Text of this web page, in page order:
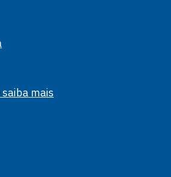
mais